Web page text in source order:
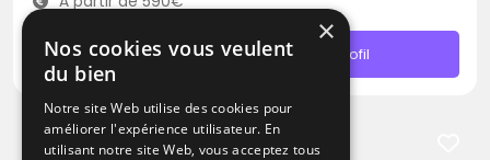
Contacter Profil
×
Nos cookies vous veulent
du bien
Notre site Web utilise des cookies pour
améliorer l'expérience utilisateur. En
utilisant notre site Web, vous acceptez tous